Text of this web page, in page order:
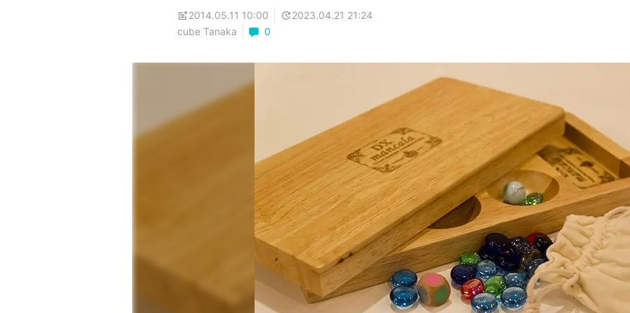
2014.05.11 10:00
2023.04.21 21:24
cube Tanaka
0